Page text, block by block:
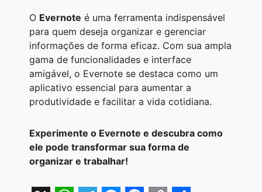
O Evernote é uma ferramenta indispensável
para quem deseja organizar e gerenciar
informações de forma eficaz. Com sua ampla
gama de funcionalidades e interface
amigável, o Evernote se destaca como um
aplicativo essencial para aumentar a
produtividade e facilitar a vida cotidiana.
Experimente o Evernote e descubra como
ele pode transformar sua forma de
organizar e trabalhar!